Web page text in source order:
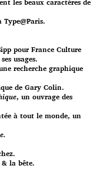
pour France Culture
usages.
recherche graphique
de Gary Colin.
, un ouvrage des
à tout le monde, un
la bête.